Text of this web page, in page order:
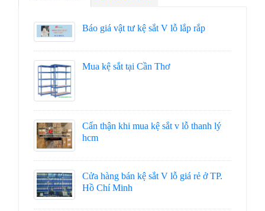
Báo giá vật tư kệ sắt V lỗ lắp rắp
Mua kệ sắt tại Cần Thơ
Cẩn thận khi mua kệ sắt v lỗ thanh lý
hcm
Cửa hàng bán kệ sắt V lỗ giá rẻ ở TP.
Hồ Chí Minh